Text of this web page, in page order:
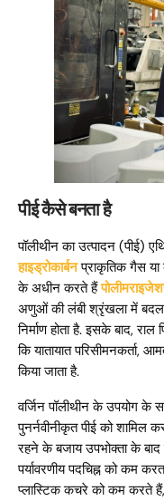
पीई कैसे बनता है
पॉलीथीन का उत्पादन (पीई)
हाइड्रोकार्बनप्राकृतिक गैस या
के अधीन करते हैं
अणुओं की लंबी श्रृंखला में बदल
निर्माण होता है. इसके बाद,
कि यातायात परिसीमनकर्ता,
किया जाता है.
वर्जिन पॉलीथीन के उपयोग के
पुनर्नवीनीकृत पीई को शामिल
रहने के बजाय उपभोक्ता के
पर्यावरणीय पदचिह्न को कम
प्लास्टिक कचरे को कम करते